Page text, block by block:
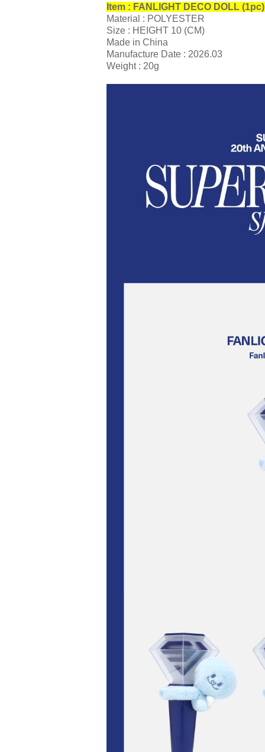
Item : FANLIGHT DECO DOLL
Material : POLYESTER
Size : HEIGHT 10 (CM)
Made in China
Manufacture Date : 2026.03
Weight : 20g